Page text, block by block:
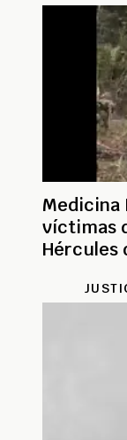
Medicina
víctimas
Hércules